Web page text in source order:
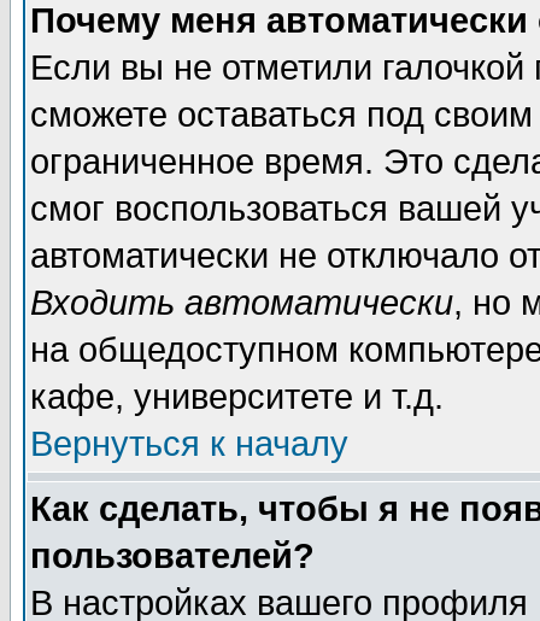
Почему меня автоматически
Если вы не отметили галочкой
сможете оставаться под
ограниченное время. Это
смог воспользоваться вашей
автоматически не отключало
Входить автоматически, но
на общедоступном
кафе, университете и т.д.
Вернуться к началу
Как сделать, чтобы я не
пользователей?
В настройках вашего